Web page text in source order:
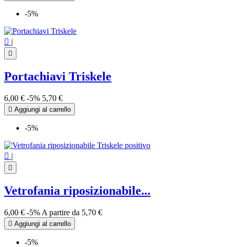
-5%
 |

Portachiavi Triskele
6,00 € -5% 5,70 €
 Aggiungi al carrello
-5%
 |

Vetrofania riposizionabile...
6,00 € -5% A partire da 5,70 €
 Aggiungi al carrello
-5%